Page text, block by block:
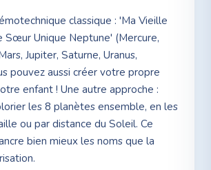
classique : 'Ma Vieille
Sœur Unique Neptune' (Mercure,
Jupiter, Saturne, Uranus,
pouvez aussi créer votre propre
enfant ! Une autre approche :
les 8 planètes ensemble, en les
ou par distance du Soleil. Ce
bien mieux les noms que la